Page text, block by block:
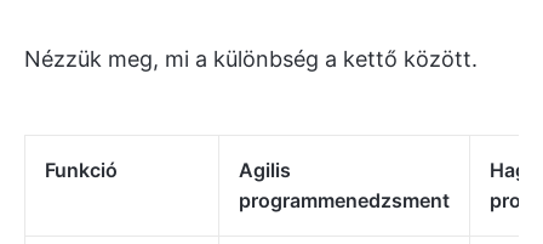
Nézzük meg, mi a különbség a kettő között.
Funkció
Agilis
programmenedzsment